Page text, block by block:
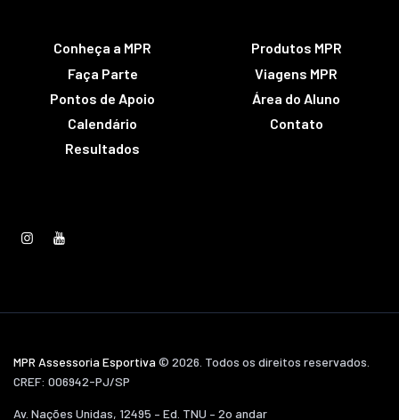
Conheça a MPR
Faça Parte
Pontos de Apoio
Calendário
Resultados
Produtos MPR
Viagens MPR
Área do Aluno
Contato
MPR Assessoria Esportiva © 2026. Todos os direitos reservados.
CREF: 006942-PJ/SP
Av. Nações Unidas, 12495 – Ed. TNU – 2o andar